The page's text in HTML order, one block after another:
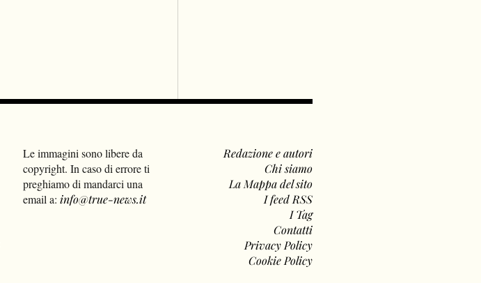
Le immagini sono libere da
copyright. In caso di errore ti
preghiamo di mandarci una
email a: info@true-news.it
Redazione e autori
Chi siamo
La Mappa del sito
I feed RSS
I Tag
Contatti
Privacy Policy
Cookie Policy